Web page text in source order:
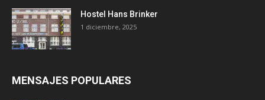
Hostel Hans Brinker
1 diciembre, 2025
MENSAJES POPULARES